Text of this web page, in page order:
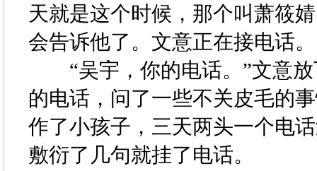
天就是这个时候，那个叫萧筱
会告诉他了。文意正在接电话
“吴宇，你的电话。”文意放
的电话，问了一些不关皮毛的
作了小孩子，三天两头一个电
敷衍了几句就挂了电话。